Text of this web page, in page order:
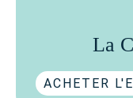
La
ACHETER